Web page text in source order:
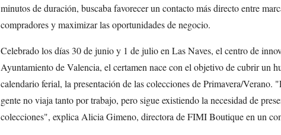
minutos de duración, buscaba favorecer un contacto más directo entre
compradores y maximizar las oportunidades de negocio.
Celebrado los días 30 de junio y 1 de julio en Las Naves, el centro de
Ayuntamiento de Valencia, el certamen nace con el objetivo de cubrir un
calendario ferial, la presentación de las colecciones de Primavera/Verano.
gente no viaja tanto por trabajo, pero sigue existiendo la necesidad de
colecciones", explica Alicia Gimeno, directora de FIMI Boutique en un